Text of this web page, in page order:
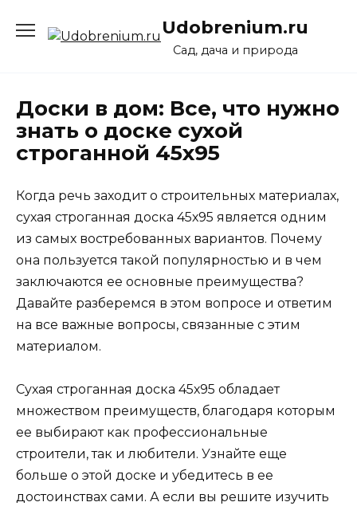
содержанию
Udobrenium.ru
Сад, дача и природа
Доски в дом: Все, что нужно
знать о доске сухой
строганной 45х95
Когда речь заходит о строительных материалах,
сухая строганная доска 45х95 является одним
из самых востребованных вариантов. Почему
она пользуется такой популярностью и в чем
заключаются ее основные преимущества?
Давайте разберемся в этом вопросе и ответим
на все важные вопросы, связанные с этим
материалом.
Сухая строганная доска 45х95 обладает
множеством преимуществ, благодаря которым
ее выбирают как профессиональные
строители, так и любители. Узнайте еще
больше о этой доске и убедитесь в ее
достоинствах сами. А если вы решите изучить